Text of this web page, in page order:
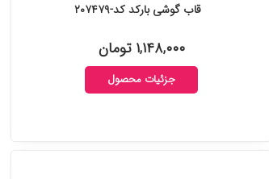
قاب گوشی بارکد کد-۲۰۷۴۷۹
۱,۱۴۸,۰۰۰ تومان
جزئیات محصول